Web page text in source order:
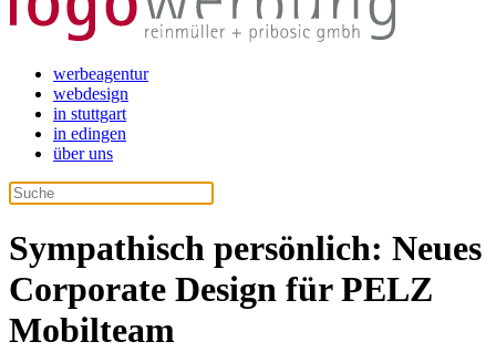
werbeagentur
webdesign
in stuttgart
in edingen
über uns
Sympathisch persönlich: Neues
Corporate Design für PELZ
Mobilteam